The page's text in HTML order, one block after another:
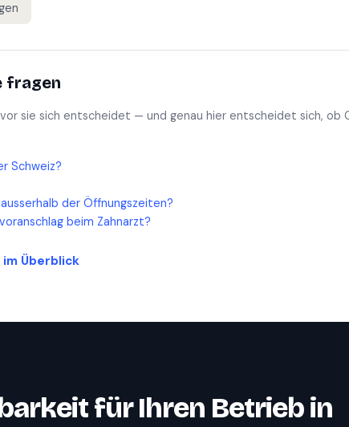
fragen
sie sich entscheidet — und genau hier entscheidet sich, ob
Schweiz?
der Öffnungszeiten?
beim Zahnarzt?
im Überblick
für Ihren Betrieb in